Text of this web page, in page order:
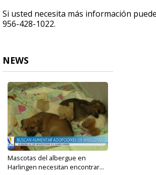
Si usted necesita más información
956-428-1022.
NEWS
Mascotas del albergue en
Harlingen necesitan encontrar...